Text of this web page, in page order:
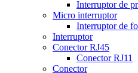
Interruptor de
Micro interruptor
Interruptor de
Interruptor
Conector RJ45
Conector RJ11
Conector